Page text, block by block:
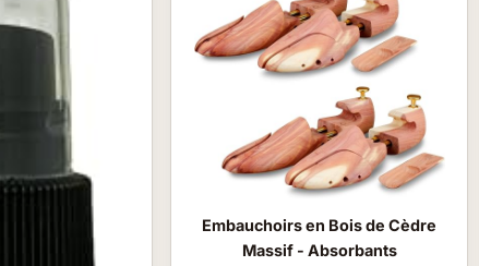
Embauchoirs en Bois de Cèdre
Massif - Absorbants